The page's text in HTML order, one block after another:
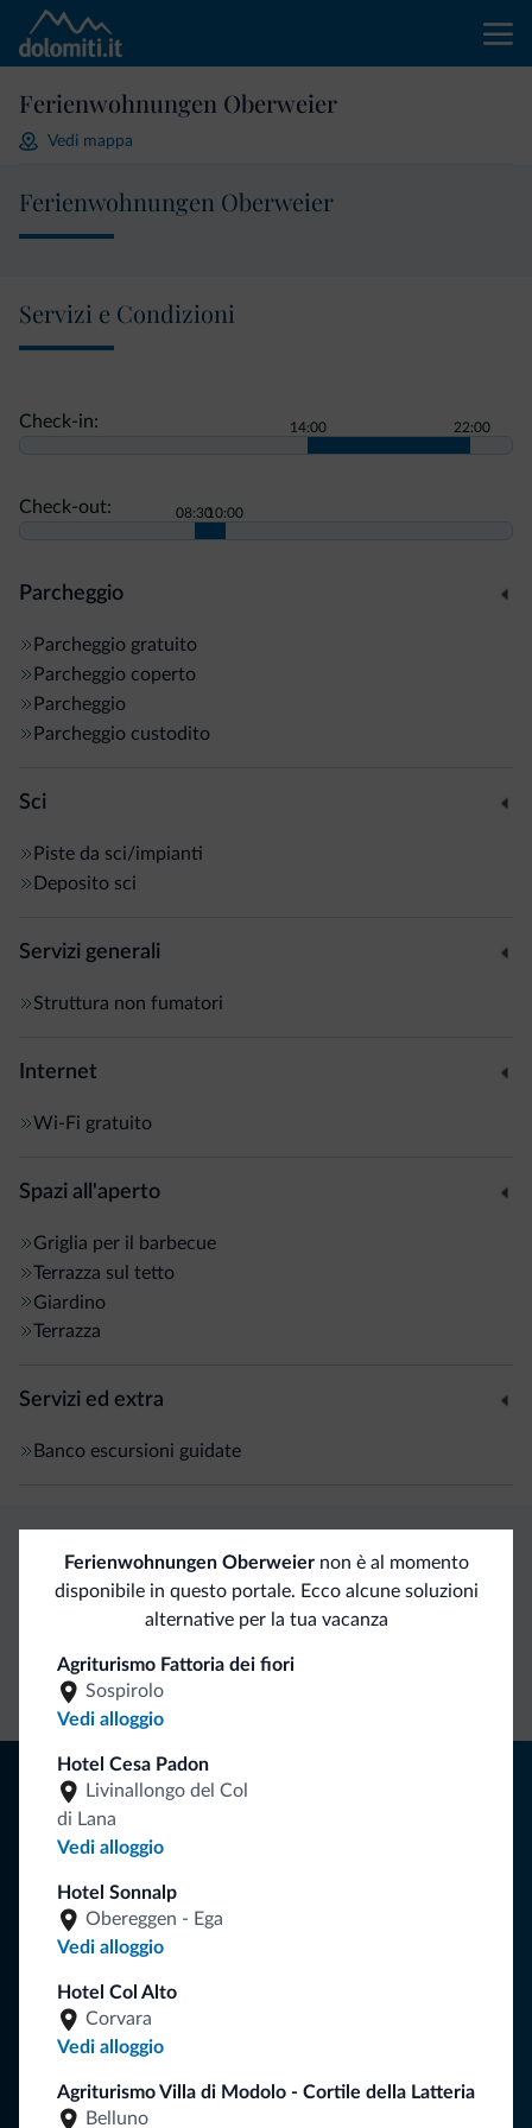
Ferienwohnungen Oberweier
Vedi mappa
Ferienwohnungen Oberweier
Servizi e Condizioni
Check-in: 14:00 22:00
Check-out: 08:3010:00
Parcheggio
Parcheggio gratuito
Parcheggio coperto
Parcheggio
Parcheggio custodito
Sci
Piste da sci/impianti
Deposito sci
Servizi generali
Struttura non fumatori
Internet
Wi-Fi gratuito
Spazi all'aperto
Griglia per il barbecue
Terrazza sul tetto
Giardino
Terrazza
Servizi ed extra
Banco escursioni guidate
Ferienwohnungen Oberweiernon è al momento
disponibile in questo portale. Ecco alcune soluzioni
alternative per la tua vacanza
Agriturismo Fattoria dei fiori
Sospirolo
Vedi alloggio
Hotel Cesa Padon
Livinallongo del Col
di Lana
Vedi alloggio
Hotel Sonnalp
Obereggen - Ega
Vedi alloggio
Hotel Col Alto
Corvara
Vedi alloggio
Agriturismo Villa di Modolo - Cortile della Latteria
Belluno
Vantaggi esclusivi Dolomiti.it
diretto
Consigli dalle Dolomiti
Riceverai informazioni, offerte esclusive e news per la tua
ISCRIVITI ALLA NEWSLETTER